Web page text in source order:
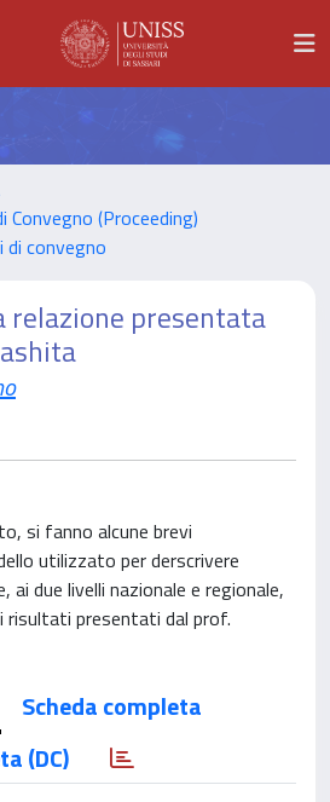
(Proceeding)
convegno
relazione presentata
si fanno alcune brevi
utilizzato per derscrivere
ai due livelli nazionale e regionale,
risultati presentati dal prof.
Scheda completa
(DC)